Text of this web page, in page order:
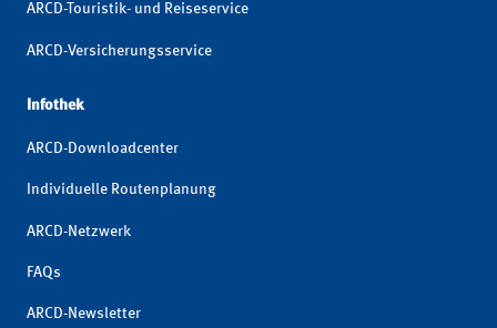
ARCD-Touristik- und Reiseservice
ARCD-Versicherungsservice
Infothek
ARCD-Downloadcenter
Individuelle Routenplanung
ARCD-Netzwerk
FAQs
ARCD-Newsletter